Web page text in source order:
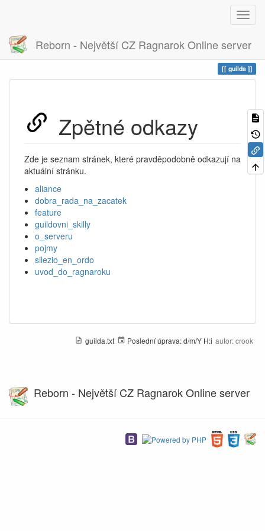
Reborn - Největší CZ Ragnarok Online server
Historie
guilda
Zpětné odkazy
Zde je seznam stránek, které pravděpodobně odkazují na
aktuální stránku.
aliance
dobra_rada_na_zacatek
feature
guildovni_skilly
o_serveru
pojmy
silezio_en_ordo
uvod_do_ragnaroku
guilda.txt Poslední úprava:d/m/Y H:i autor:crook
Reborn - Největší CZ Ragnarok Online server